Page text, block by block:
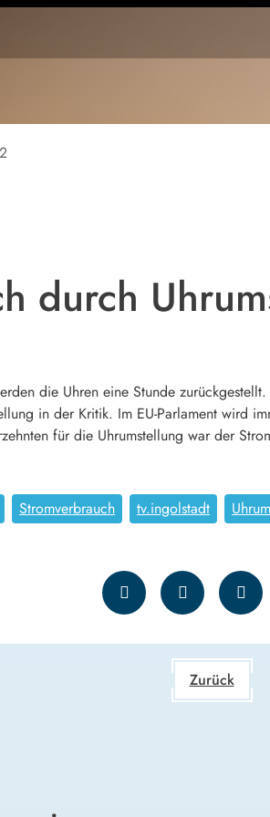
durch
die Uhren eine Stunde
in der Kritik. Im EU-Parlament wird
für die Uhrumstellung war der
Stromverbrauch tv.ingolstadt
Zurück